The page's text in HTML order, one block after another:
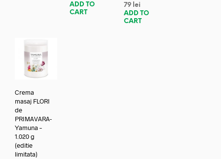
ADD TO
CART
79 lei
ADD TO
CART
Crema
masaj FLORI
de
PRIMAVARA-
Yamuna –
1.020 g
(editie
limitata)